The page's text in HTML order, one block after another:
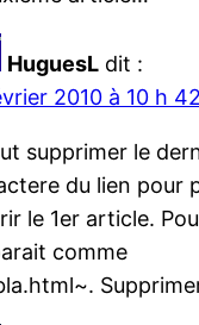
HuguesL dit :
2010 à 10 h
supprimer le
du lien pour
le 1er article.
comme